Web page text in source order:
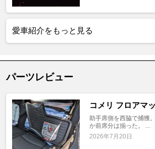
愛車紹介をもっと見る
パーツレビュー
コメリ フロアマ
助手席側を西脇で捕獲
か前席分は揃った。 ...
2026年7月20日